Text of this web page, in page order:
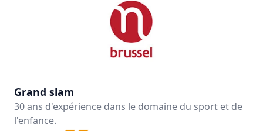
Grand slam
30 ans d'expérience dans le domaine du sport et de
l'enfance.